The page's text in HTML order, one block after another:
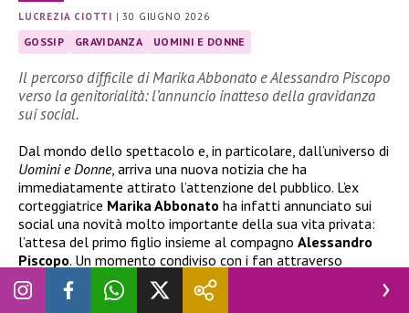
LUCREZIA CIOTTI |30 GIUGNO 2026
GOSSIP GRAVIDANZA UOMINI E DONNE
Il percorso difficile di Marika Abbonato e Alessandro Piscopo
verso la genitorialità: l’annuncio inatteso della gravidanza
sui social.
Dal mondo dello spettacolo e, in particolare, dall’universo di
Uomini e Donne, arriva una nuova notizia che ha
immediatamente attirato l’attenzione del pubblico. L’ex
corteggiatrice Marika Abbonato ha infatti annunciato sui
social una novità molto importante della sua vita privata:
l’attesa del primo figlio insieme al compagno Alessandro
Piscopo. Un momento condiviso con i fan attraverso
immagini e parole cariche di emozione, che segna l’inizio di
una nuova fase personale per la coppia.